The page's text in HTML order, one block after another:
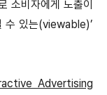
소비자에게 노출이
수 있는(viewable)’
Advertising